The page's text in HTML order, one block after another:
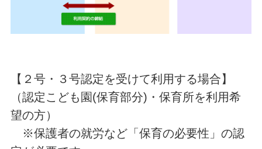
【２号・３号認定を受けて利用する場合】
（認定こども園(保育部分)・保育所を利用希
望の方）
※保護者の就労など「保育の必要性」の認